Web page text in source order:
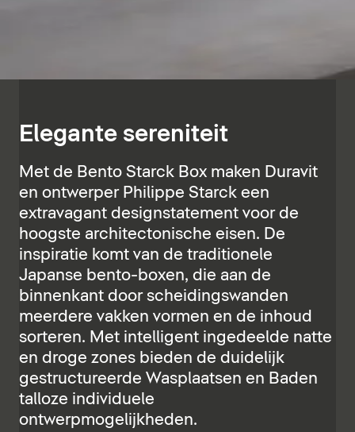
Elegante sereniteit
Met de Bento Starck Box maken Duravit
en ontwerper Philippe Starck een
extravagant designstatement voor de
hoogste architectonische eisen. De
inspiratie komt van de traditionele
Japanse bento-boxen, die aan de
binnenkant door scheidingswanden
meerdere vakken vormen en de inhoud
sorteren. Met intelligent ingedeelde natte
en droge zones bieden de duidelijk
gestructureerde Wasplaatsen en Baden
talloze individuele
ontwerpmogelijkheden.